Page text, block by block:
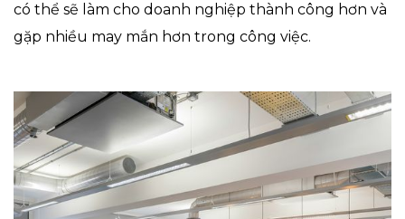
có thể sẽ làm cho doanh nghiệp thành công hơn và
gặp nhiều may mắn hơn trong công việc.